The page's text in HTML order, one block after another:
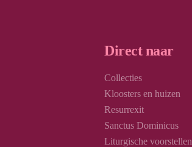
Direct naar
Collecties
Kloosters en huizen
Resurrexit
Sanctus Dominicus
Liturgische voorstellen